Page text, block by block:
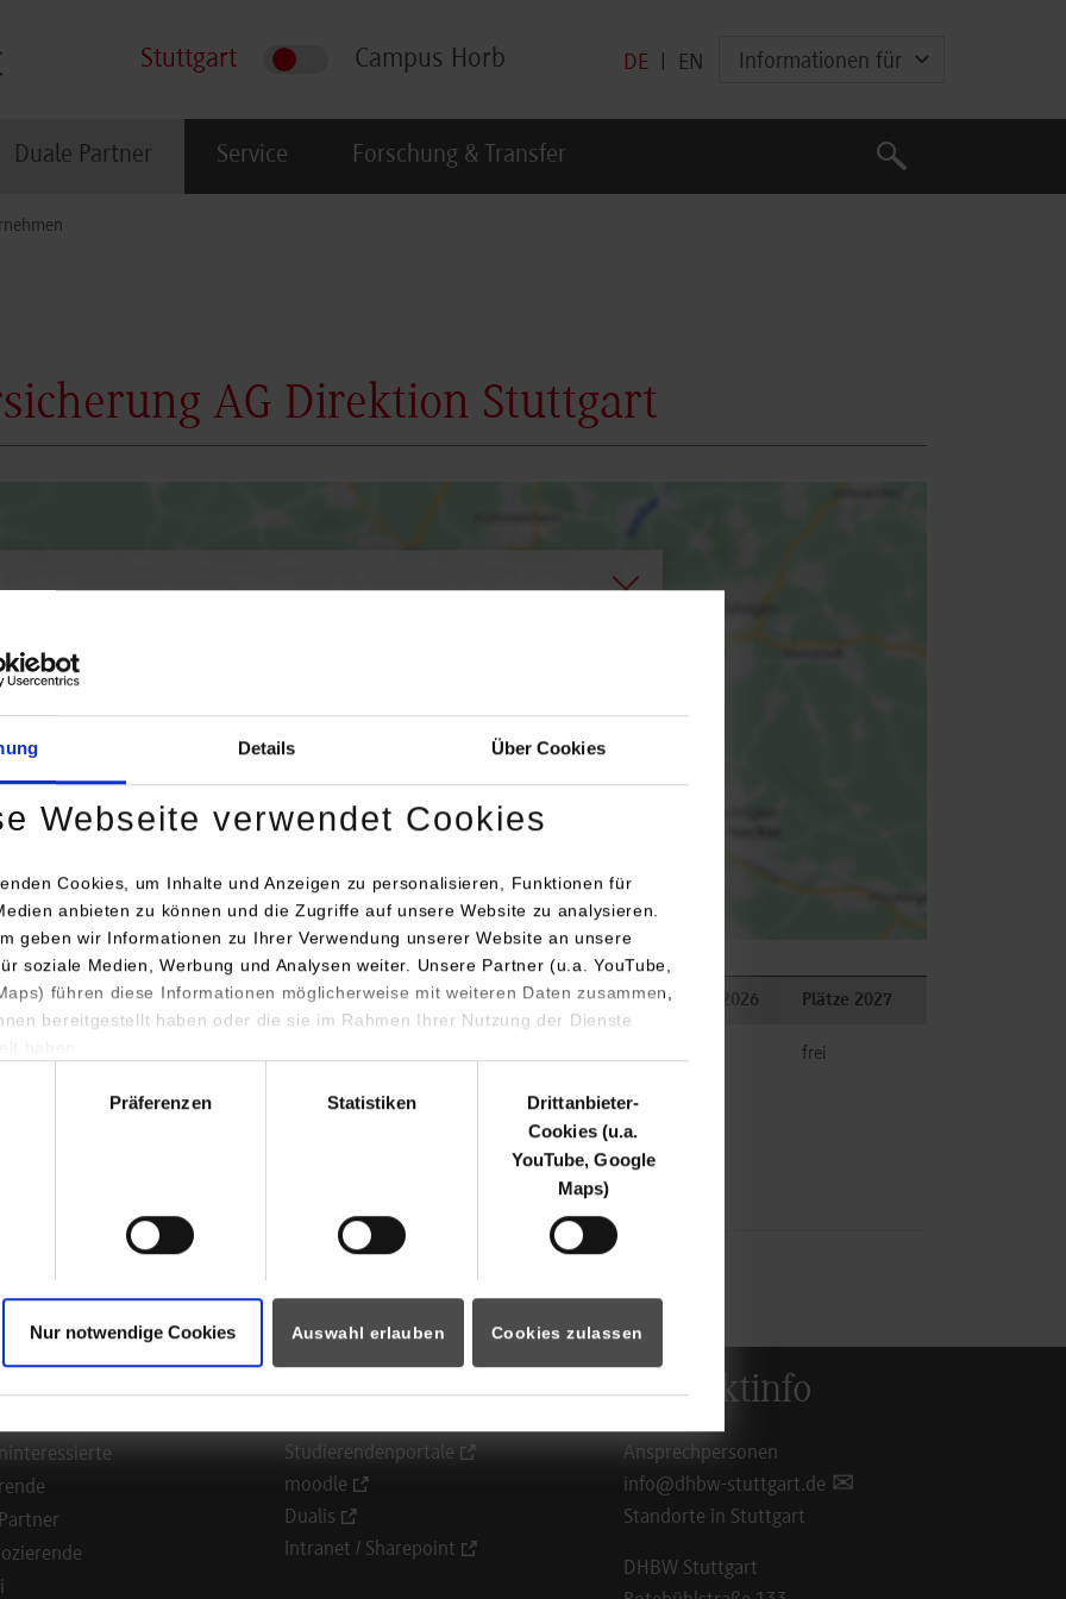
Details Über Cookies
Webseite verwendet Cookies
Cookies, um Inhalte und Anzeigen zu personalisieren, Funktionen für
anbieten zu können und die Zugriffe auf unsere Website zu analysieren.
geben wir Informationen zu Ihrer Verwendung unserer Website an unsere
soziale Medien, Werbung und Analysen weiter. Unsere Partner (u.a. YouTube,
führen diese Informationen möglicherweise mit weiteren Daten zusammen,
bereitgestellt haben oder die sie im Rahmen Ihrer Nutzung der Dienste
Präferenzen Statistiken
Drittanbieter-
Cookies (u.a.
YouTube, Google
Maps)
Nur notwendige Cookies Auswahl erlauben Cookies zulassen
Stuttgart Campus Horb DE EN Informationen für
Duale Partner Service Forschung & Transfer
Suche
Suche
AG Direktion Stuttgart
/ Ansprechperson Bemerkungen Plätze 2026 Plätze 2027
frei
für Portale
Studierendenportale
moodle
Dualis
Intranet / Sharepoint
Kontaktinfo
Ansprechpersonen
info@dhbw-stuttgart.de
Standorte in Stuttgart
DHBW Stuttgart